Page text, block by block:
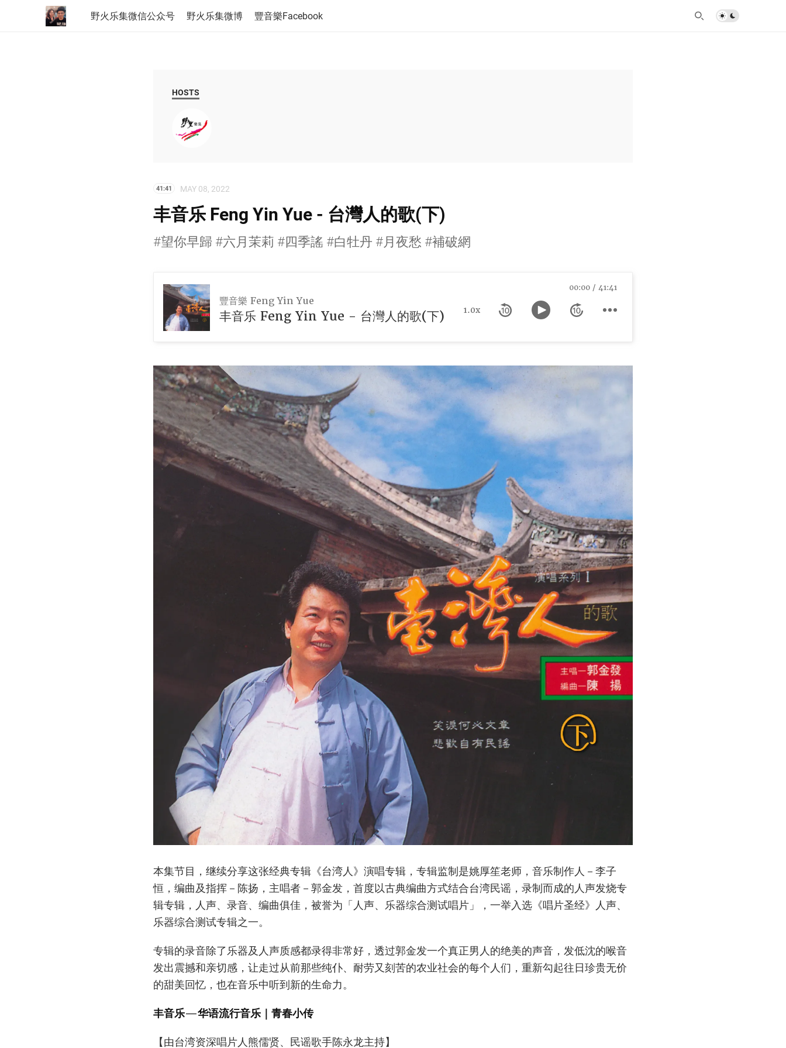
野火乐集微信公众号 野火乐集微博 豐音樂Facebook
HOSTS
41:41 MAY 08, 2022
丰音乐 Feng Yin Yue - 台灣人的歌(下)
#望你早歸 #六月茉莉 #四季謠 #白牡丹 #月夜愁 #補破網
豐音樂 Feng Yin Yue
丰音乐 Feng Yin Yue - 台灣人的歌(下) 1.0x
00:00 41:41
本集节目，继续分享这张经典专辑《台湾人》演唱专辑，专辑监制是姚厚笙老师，音乐制作人－李子
恒，编曲及指挥－陈扬，主唱者－郭金发，首度以古典编曲方式结合台湾民谣，录制而成的人声发烧专
辑专辑，人声、录音、编曲俱佳，被誉为「人声、乐器综合测试唱片」，一举入选《唱片圣经》人声、
乐器综合测试专辑之一。
专辑的录音除了乐器及人声质感都录得非常好，透过郭金发一个真正男人的绝美的声音，发低沈的喉音
发出震撼和亲切感，让走过从前那些纯仆、耐劳又刻苦的农业社会的每个人们，重新勾起往日珍贵无价
的甜美回忆，也在音乐中听到新的生命力。
丰音乐—华语流行音乐｜青春小传
【由台湾资深唱片人熊儒贤、民谣歌手陈永龙主持】